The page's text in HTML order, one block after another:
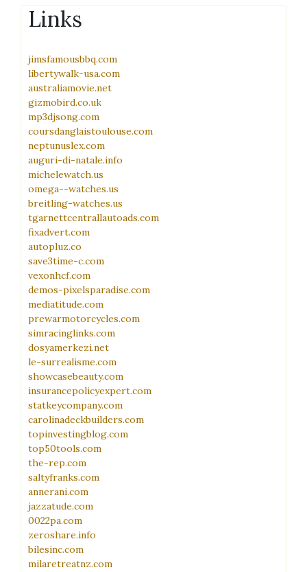
Links
jimsfamousbbq.com
libertywalk-usa.com
australiamovie.net
gizmobird.co.uk
mp3djsong.com
coursdanglaistoulouse.com
neptunuslex.com
auguri-di-natale.info
michelewatch.us
omega--watches.us
breitling-watches.us
tgarnettcentrallautoads.com
fixadvert.com
autopluz.co
save3time-c.com
vexonhcf.com
demos-pixelsparadise.com
mediatitude.com
prewarmotorcycles.com
simracinglinks.com
dosyamerkezi.net
le-surrealisme.com
showcasebeauty.com
insurancepolicyexpert.com
statkeycompany.com
carolinadeckbuilders.com
topinvestingblog.com
top50tools.com
the-rep.com
saltyfranks.com
annerani.com
jazzatude.com
0022pa.com
zeroshare.info
bilesinc.com
milaretreatnz.com